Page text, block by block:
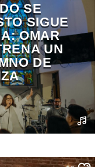
SE
SIGUE
OMAR
UN
DE